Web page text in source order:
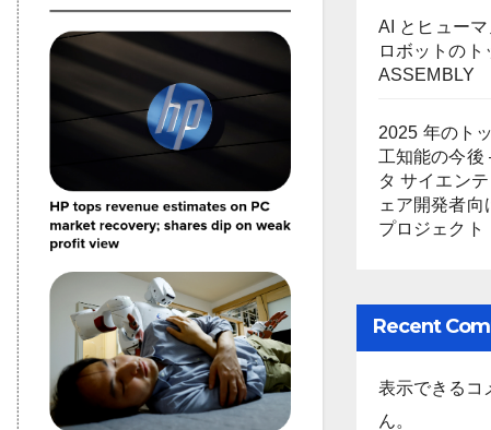
AI とヒュー
ロボットのト
ASSEMBLY
2025 年のト
工知能の今後
タ サイエン
ェア開発者向
プロジェクト
Recent
表示できるコ
ん。